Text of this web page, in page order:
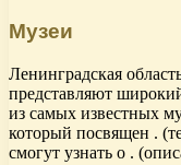
Музеи
Ленинградская
представляют
из самых известных
который посвящен .
смогут узнать о .